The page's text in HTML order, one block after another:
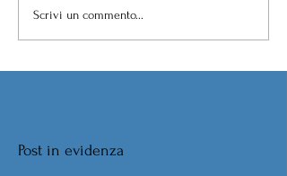
Scrivi un commento...
Post in evidenza